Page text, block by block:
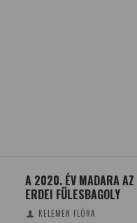
A 2020. ÉV MADARA AZ
ERDEI FÜLESBAGOLY
KELEMEN FLÓRA